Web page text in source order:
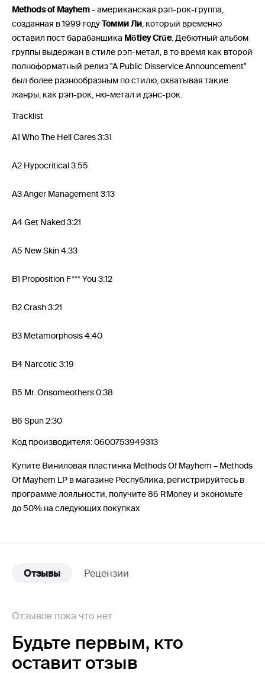
Methods of Mayhem- американская рэп-рок-группа,
созданная в 1999 годуТомми Ли , который временно
оставил пост барабанщика Mötley Crüe. Дебютный альбом
группы выдержан в стиле рэп-метал, в то время как второй
полноформатный релиз "A Public Disservice Announcement"
был более разнообразным по стилю, охватывая такие
жанры, как рэп-рок, ню-метал и дэнс-рок.
Tracklist
A1 Who The Hell Cares 3:31
A2 Hypocritical 3:55
A3 Anger Management 3:13
A4 Get Naked 3:21
A5 New Skin 4:33
B1 Proposition F*** You 3:12
B2 Crash 3:21
B3 Metamorphosis 4:40
B4 Narcotic 3:19
B5 Mr. Onsomeothers 0:38
B6 Spun 2:30
Код производителя: 0600753949313
Купите Виниловая пластинка Methods Of Mayhem – Methods
Of Mayhem LP в магазине Республика, регистрируйтесь в
программе лояльности, получите 86 RMoney и экономьте
до 50% на следующих покупках
Отзывы Рецензии
Отзывов пока что нет
Будьте первым, кто
оставит отзыв